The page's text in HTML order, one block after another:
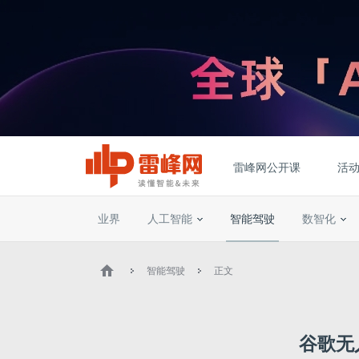
雷峰网公开课 活
业界 人工智能 智能驾驶 数智化
智能驾驶 正文
谷歌无